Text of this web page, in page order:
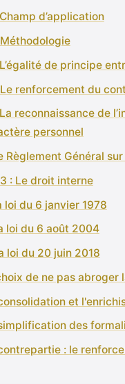
d’application
de principe
renforcement du
reconnaissance de
personnel
Règlement Général
: Le droit interne
loi du 6 janvier 1978
loi du 6 août 2004
loi du 20 juin 2018
de ne pas abroger
et
des
: le